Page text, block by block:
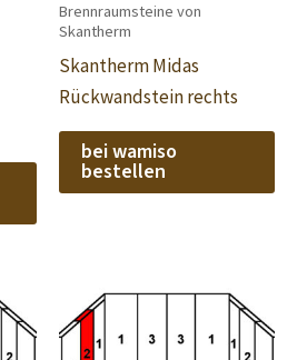
Brennraumsteine von
Skantherm
Skantherm Midas
Rückwandstein rechts
bei wamiso
bestellen